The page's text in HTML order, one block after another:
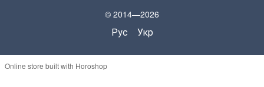
© 2014—2026
Рус Укр
Online store built with Horoshop